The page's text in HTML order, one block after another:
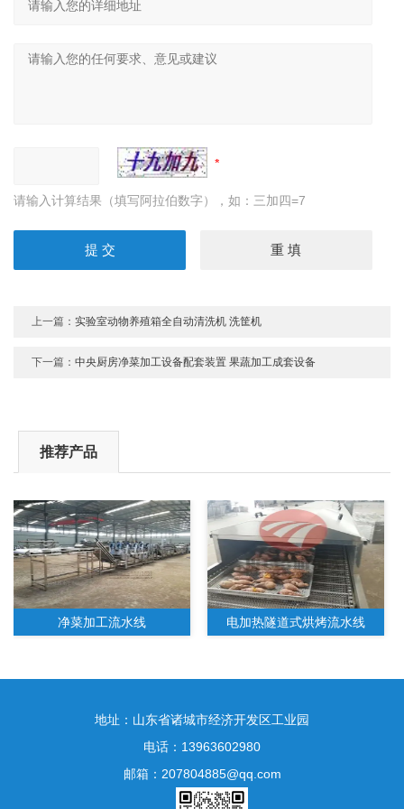
请输入计算结果（填写阿拉伯数字），如：三加四=7
上一篇：实验室动物养殖箱全自动清洗机 洗筐机
下一篇：中央厨房净菜加工设备配套装置 果蔬加工成套设备
推荐产品
净菜加工流水线 电加热隧道式烘烤流水线
水果净菜加工生产线
地址：山东省诸城市经济开发区工业园
电话：13963602980
邮箱：207804885@qq.com